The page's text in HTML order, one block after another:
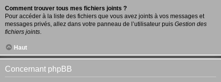
Comment trouver tous mes fichiers joints ?
Pour accéder à la liste des fichiers que vous avez joints à vos messages et
messages privés, allez dans votre panneau de l’utilisateur puis Gestion des
fichiers joints
Haut
Concernant phpBB